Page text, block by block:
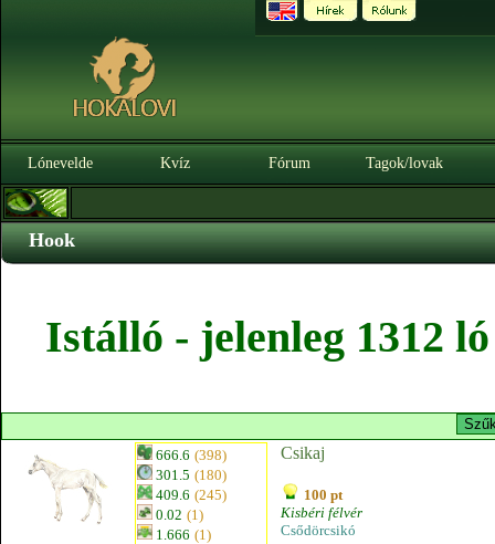
Lónevelde Kvíz Fórum Tagok/lovak
Hook
Istálló - jelenleg 1312
666.6 (398)
301.5 (180)
409.6 (245)
0.02 (1)
1.666 (1)
Csikaj
100 pt
Kisbéri félvér
Csődörcsikó